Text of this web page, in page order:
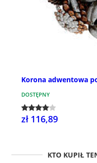
Korona adwentowa
DOSTĘPNY
zł 116,89
KTO KUPIŁ